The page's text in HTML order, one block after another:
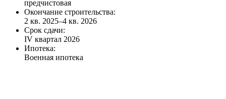
предчистовая
Окончание строительства:
2 кв. 2025–4 кв. 2026
Срок сдачи:
IV квартал 2026
Ипотека:
Военная ипотека